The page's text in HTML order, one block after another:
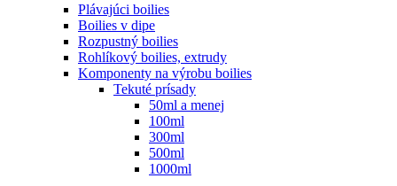
Plávajúci boilies
Boilies v dipe
Rozpustný boilies
Rohlíkový boilies, extrudy
Komponenty na výrobu boilies
Tekuté prísady
50ml a menej
100ml
300ml
500ml
1000ml